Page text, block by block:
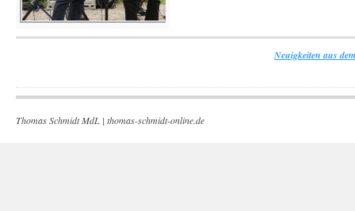
Neuigkeiten aus
Thomas Schmidt MdL | thomas-schmidt-online.de